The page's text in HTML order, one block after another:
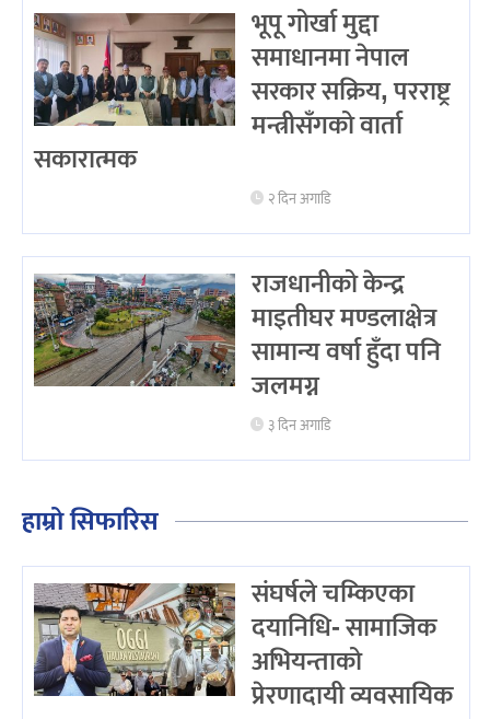
भूपू गोर्खा मुद्दा
समाधानमा नेपाल
सरकार सक्रिय, परराष्ट्र
मन्त्रीसँगको वार्ता
सकारात्मक
२ दिन अगाडि
राजधानीको केन्द्र
माइतीघर मण्डलाक्षेत्र
सामान्य वर्षा हुँदा पनि
जलमग्न
३ दिन अगाडि
हाम्रो सिफारिस
संघर्षले चम्किएका
दयानिधि- सामाजिक
अभियन्ताको
प्रेरणादायी व्यवसायिक